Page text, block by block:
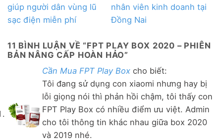
giúp người dân vùng lũ
sạc điện miễn phí
nhân viên kinh doanh tại
Đồng Nai
11 BÌNH LUẬN VỀ “FPT PLAY BOX 2020 – PHIÊN
BẢN NÂNG CẤP HOÀN HẢO”
Cần Mua FPT Play Box cho biết:
Tôi đang sử dụng con xiaomi nhưng hay bị
lỗi giọng nói thì phản hồi chậm, tôi thấy con
FPT Play Box có nhiều điểm ưu việt. Admin
cho tôi thông tin khác nhau giữa box 2020
và 2019 nhé.